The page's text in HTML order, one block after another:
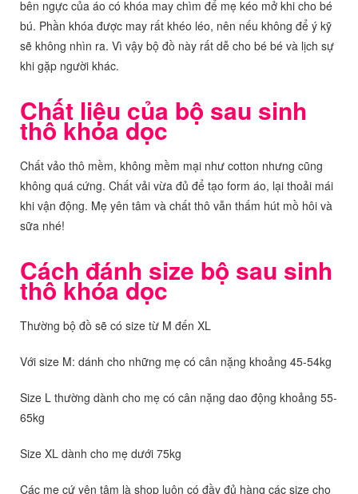
bên ngực của áo có khóa may chìm để mẹ kéo mở khi cho bé
bú. Phần khóa được may rất khéo léo, nên nếu không để ý kỹ
sẽ không nhìn ra. Vì vậy bộ đồ này rất dễ cho bé bé và lịch sự
khi gặp người khác.
Chất liệu của bộ sau sinh
thô khóa dọc
Chất vảo thô mềm, không mềm mại như cotton nhưng cũng
không quá cứng. Chất vải vừa đủ để tạo form áo, lại thoải mái
khi vận động. Mẹ yên tâm và chất thô vẫn thấm hút mồ hôi và
sữa nhé!
Cách đánh size bộ sau sinh
thô khóa dọc
Thường bộ đồ sẽ có size từ M đến XL
Với size M: dánh cho những mẹ có cân nặng khoảng 45-54kg
Size L thường dành cho mẹ có cân nặng dao động khoảng 55-
65kg
Size XL dành cho mẹ dưới 75kg
Các mẹ cứ yên tâm là shop luôn có đầy đủ hàng các size cho